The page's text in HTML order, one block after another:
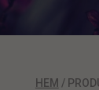
HEM /